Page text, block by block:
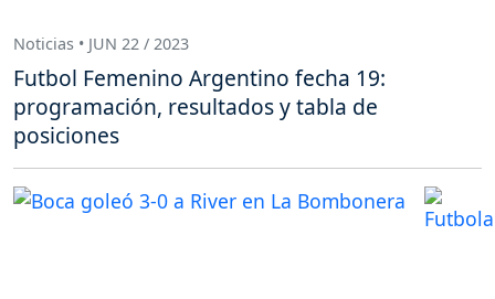
Noticias • JUN 22 / 2023
Futbol Femenino Argentino fecha 19:
programación, resultados y tabla de
posiciones